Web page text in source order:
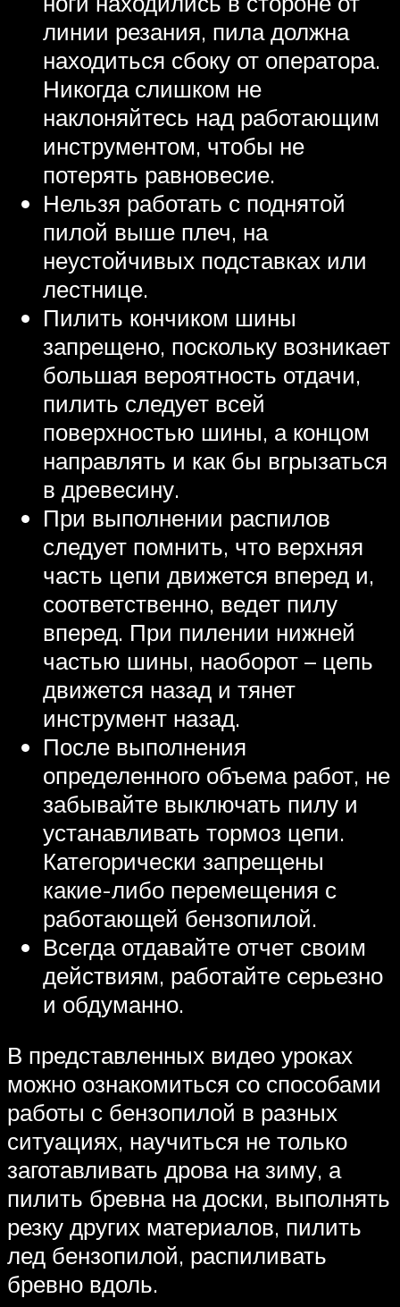
линии резания, пила должна
находиться сбоку от оператора.
Никогда слишком не
наклоняйтесь над работающим
инструментом, чтобы не
потерять равновесие.
Нельзя работать с поднятой
пилой выше плеч, на
неустойчивых подставках или
лестнице.
Пилить кончиком шины
запрещено, поскольку возникает
большая вероятность отдачи,
пилить следует всей
поверхностью шины, а концом
направлять и как бы вгрызаться
в древесину.
При выполнении распилов
следует помнить, что верхняя
часть цепи движется вперед и,
соответственно, ведет пилу
вперед. При пилении нижней
частью шины, наоборот – цепь
движется назад и тянет
инструмент назад.
После выполнения
определенного объема работ, не
забывайте выключать пилу и
устанавливать тормоз цепи.
Категорически запрещены
какие-либо перемещения с
работающей бензопилой.
Всегда отдавайте отчет своим
действиям, работайте серьезно
и обдуманно.
В представленных видео уроках
можно ознакомиться со способами
работы с бензопилой в разных
ситуациях, научиться не только
заготавливать дрова на зиму, а
пилить бревна на доски, выполнять
резку других материалов, пилить
лед бензопилой, распиливать
бревно вдоль.